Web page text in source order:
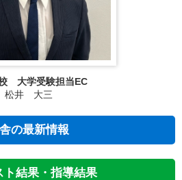
大学受験担当EC
松井 大三
の最新情報
ト結果・指導結果